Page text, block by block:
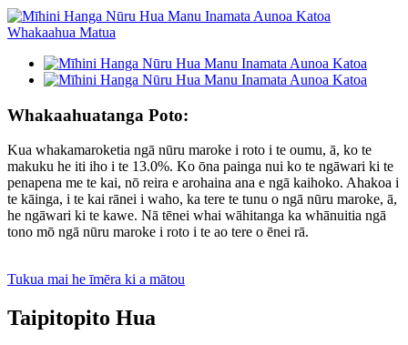
Whakaahuatanga Poto:
Kua whakamaroketia ngā nūru maroke i roto i te oumu, ā, ko te
makuku he iti iho i te 13.0%. Ko ōna painga nui ko te ngāwari ki te
penapena me te kai, nō reira e arohaina ana e ngā kaihoko. Ahakoa i
te kāinga, i te kai rānei i waho, ka tere te tunu o ngā nūru maroke, ā,
he ngāwari ki te kawe. Nā tēnei whai wāhitanga ka whānuitia ngā
tono mō ngā nūru maroke i roto i te ao tere o ēnei rā.
Tukua mai he īmēra ki a mātou
Taipitopito Hua